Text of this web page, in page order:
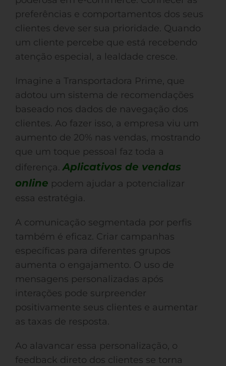
preferências e comportamentos dos seus
clientes deve ser sua prioridade. Quando
um cliente percebe que está recebendo
atenção especial, a lealdade cresce.
Imagine a Transportadora Prime, que
adotou um sistema de recomendações
baseado nos dados de navegação dos
clientes. Ao fazer isso, a empresa viu um
aumento de 20% nas vendas, mostrando
que um toque pessoal faz toda a
diferença.Aplicativos de vendas
online podem ajudar a potencializar
essa estratégia.
A comunicação segmentada por perfis
também é eficaz. Criar campanhas
específicas para diferentes grupos
aumenta o engajamento. O uso de
mensagens personalizadas após
interações pode surpreender
positivamente seus clientes e aumentar
as taxas de resposta.
Ao alavancar essa personalização, o
feedback direto dos clientes se torna